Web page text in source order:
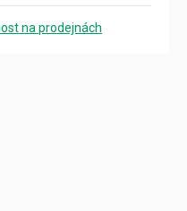
na prodejnách